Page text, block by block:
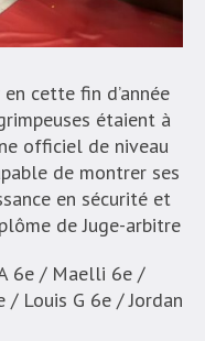
cette fin d’année
étaient à
officiel de niveau
de montrer ses
en sécurité et
de Juge-arbitre
6e / Maelli 6e /
/ Louis G 6e / Jordan